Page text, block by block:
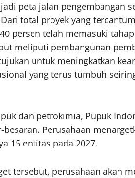
peta jalan pengembangan
total proyek yang
persen telah memasuki
meliputi pembangunan
untuk meningkatkan
yang terus tumbuh
dan petrokimia, Pupuk
Perusahaan
15 entitas pada 2027.
tersebut, perusahaan akan